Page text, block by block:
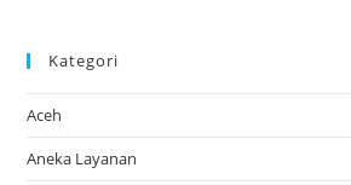
Kategori
Aceh
Aneka Layanan